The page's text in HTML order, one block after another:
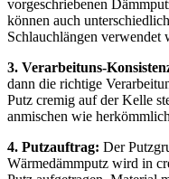
vorgeschriebenen
können auch
Schlauchlängen verwendet
3. Verarbeituns-
dann die richtige
Putz cremig auf der Kelle
anmischen wie
4. Putzauftrag: Der
Wärmedämmputz wird in